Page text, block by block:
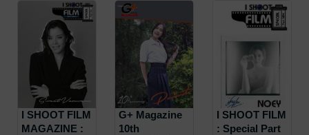
I SHOOT FILM
MAGAZINE :
G+ Magazine
10th
I SHOOT FILM
: Special Part